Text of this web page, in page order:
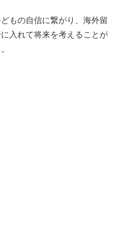
もの自信に繋がり、海外留
入れて将来を考えることが